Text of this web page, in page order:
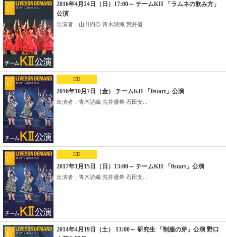
2016年4月24日（日）17:00～ チームKII 「ラムネの飲み方」
公演
出演者：山田樹奈 青木詩織 荒井優...
HD
2016年10月7日（金） チームKII 「0start」公演
出演者：青木詩織 荒井優希 石田安...
HD
2017年1月15日（日）13:00～ チームKII 「0start」公演
出演者：青木詩織 荒井優希 石田安...
2014年4月19日（土） 13:00～ 研究生 「制服の芽」公演 野口